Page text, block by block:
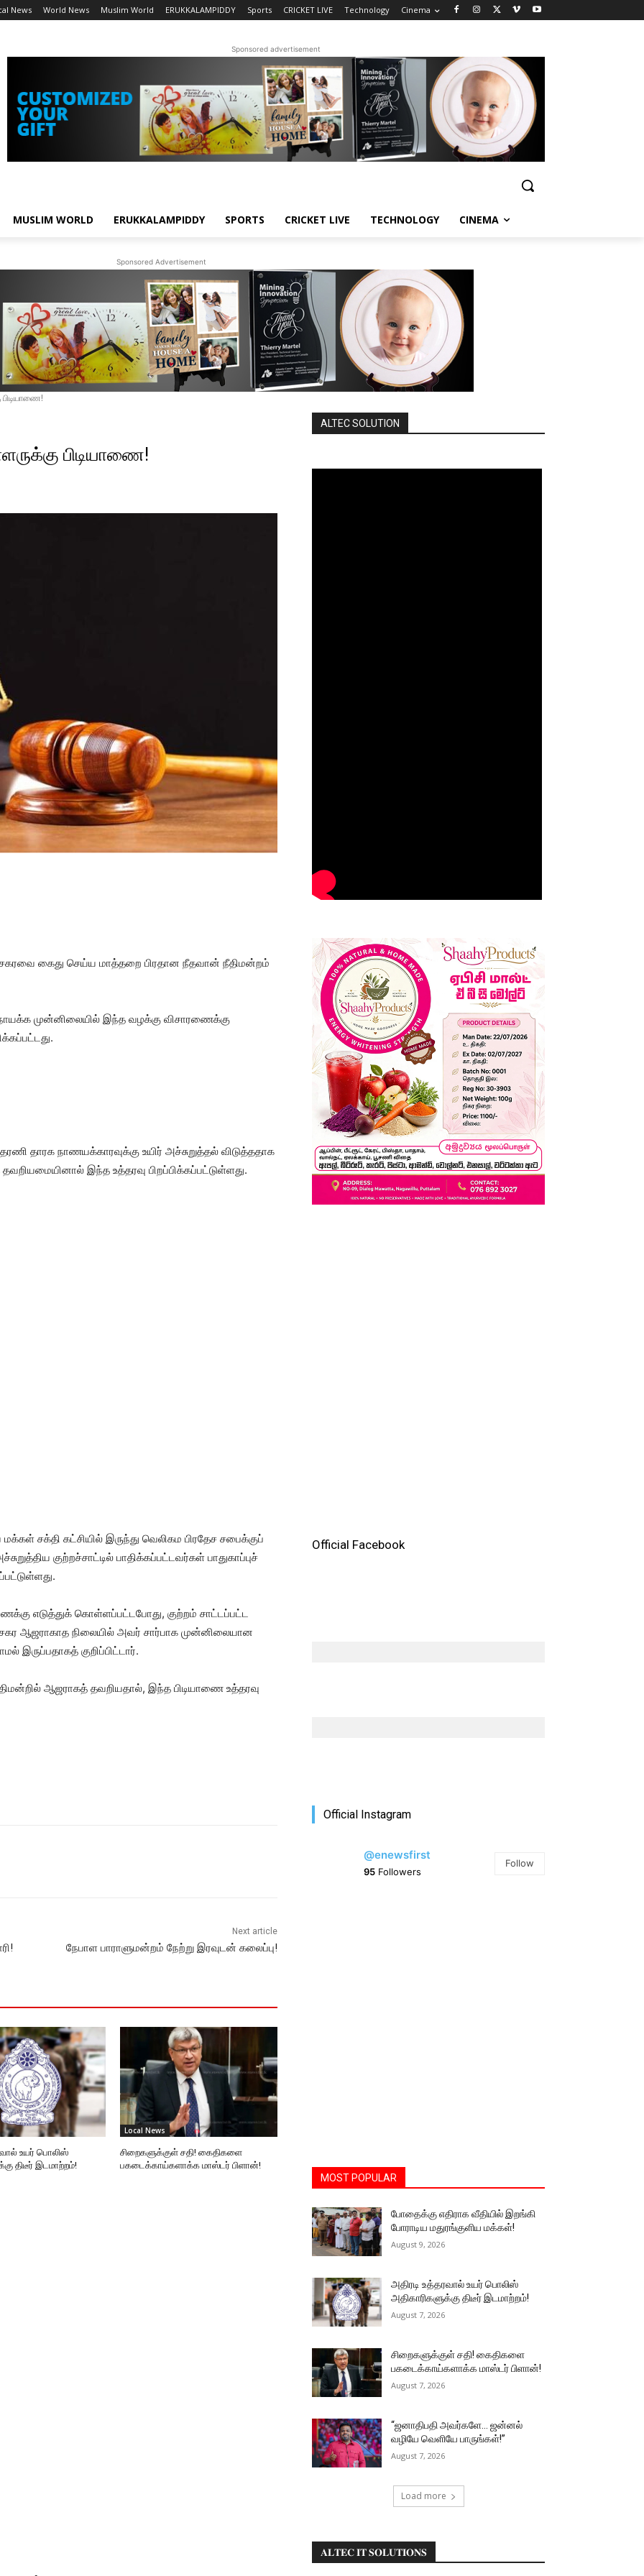
News World News Muslim World ERUKKALAMPIDDY Sports CRICKET LIVE Technology Cinema
Sponsored advertisement
MUSLIM WORLD ERUKKALAMPIDDY SPORTS CRICKET LIVE TECHNOLOGY CINEMA
Sponsored Advertisement
பிடியாணை!
கைது செய்ய மாத்தறை பிரதான நீதவான் நீதிமன்றம்
முன்னிலையில் இந்த வழக்கு விசாரணைக்கு
தாரக நாணயக்காரவுக்கு உயிர் அச்சுறுத்தல் விடுத்ததாக
இந்த உத்தரவு பிறப்பிக்கப்பட்டுள்ளது.
சக்தி கட்சியில் இருந்து வெலிகம பிரதேச சபைக்குப்
குற்றச்சாட்டில் பாதிக்கப்பட்டவர்கள் பாதுகாப்புச்
எடுத்துக் கொள்ளப்பட்டபோது, ​​குற்றம் சாட்டப்பட்ட
ஆஜராகாத நிலையில் அவர் சார்பாக முன்னிலையான
இருப்பதாகத் குறிப்பிட்டார்.
ஆஜராகத் தவறியதால், இந்த பிடியாணை உத்தரவு
Next article
நேபாள பாராளுமன்றம் நேற்று இரவுடன் கலைப்பு!
உயர் பொலிஸ்
திடீர் இடமாற்றம்!
Local News
சிறைகளுக்குள் சதி! கைதிகளை
பகடைக்காய்களாக்க மாஸ்டர் பிளான்!
ALTEC SOLUTION
Official Facebook
Official Instagram
@enewsfirst
95 Followers
Follow
MOST POPULAR
போதைக்கு எதிராக வீதியில் இறங்கி
போராடிய மதுரங்குளிய மக்கள்!
August 9, 2026
அதிரடி உத்தரவால் உயர் பொலிஸ்
அதிகாரிகளுக்கு திடீர் இடமாற்றம்!
August 7, 2026
சிறைகளுக்குள் சதி! கைதிகளை
பகடைக்காய்களாக்க மாஸ்டர் பிளான்!
August 7, 2026
“ஜனாதிபதி அவர்களே… ஜன்னல்
வழியே வெளியே பாருங்கள்!”
August 7, 2026
Load more
𝐀𝐋𝐓𝐄𝐂 𝐈𝐓 𝐒𝐎𝐋𝐔𝐓𝐈𝐎𝐍𝐒